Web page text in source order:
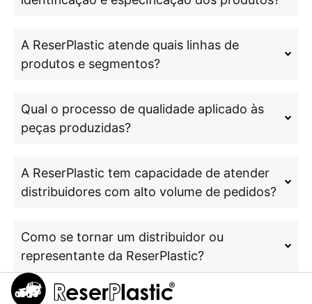
A ReserPlastic atende quais linhas de
produtos e segmentos?
Qual o processo de qualidade aplicado às
peças produzidas?
A ReserPlastic tem capacidade de atender
distribuidores com alto volume de pedidos?
Como se tornar um distribuidor ou
representante da ReserPlastic?